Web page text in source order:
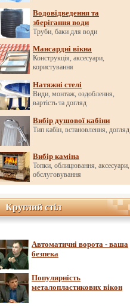
Водовідведення та
зберігання води
Труби, баки для води
Мансардні вікна
Конструкція, аксесуари,
користування
Натяжні стелі
Види, монтаж, оздоблення,
вартість та догляд
Вибір душової кабіни
Тип кабін, встановлення, догляд
Вибір каміна
Топки, облицювання, аксесуари,
обслуговування
Круглий стіл
Круглий стіл
Автоматичні ворота - ваша
безпека
Популярність
металопластикових вікон